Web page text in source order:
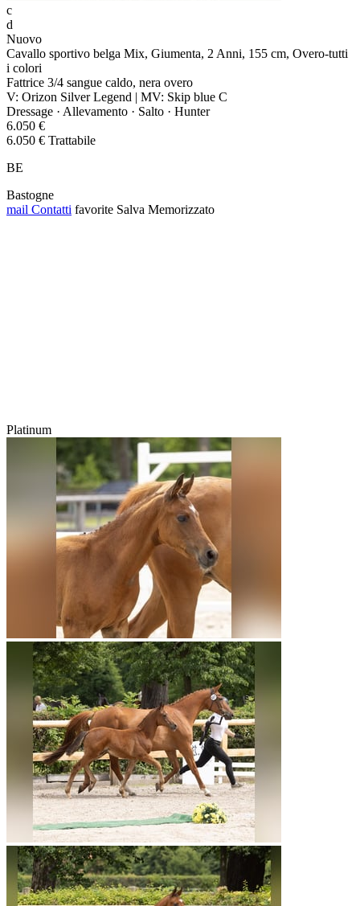
c
d
Nuovo
Cavallo sportivo belga Mix, Giumenta, 2 Anni, 155 cm, Overo-tutti
i colori
Fattrice 3/4 sangue caldo, nera overo
V: Orizon Silver Legend | MV: Skip blue C
Dressage · Allevamento · Salto · Hunter
6.050 €
6.050 € Trattabile
BE
Bastogne
mail Contatti favorite Salva Memorizzato
Platinum